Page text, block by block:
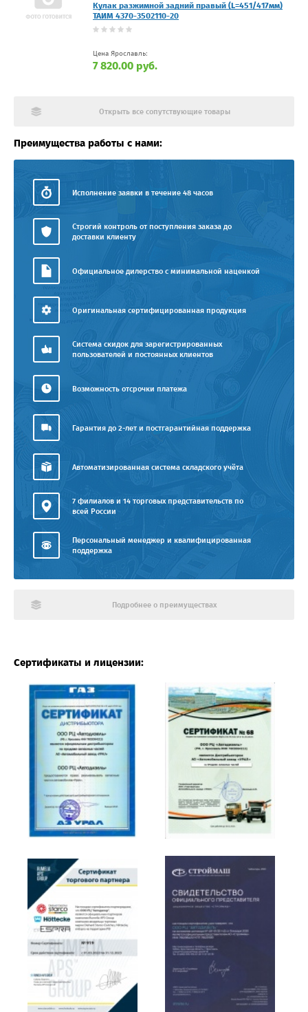
Кулак разжимной задний правый (L=451/417мм)
ТАИМ 4370-3502110-20
Цена Ярославль:
7 820.00 руб.
Открыть все сопутствующие товары
Преимущества работы с нами:
Исполнение заявки в течение 48 часов
Строгий контроль от поступления заказа до
доставки клиенту
Официальное дилерство с минимальной наценкой
Оригинальная сертифицированная продукция
Система скидок для зарегистрированных
пользователей и постоянных клиентов
Возможность отсрочки платежа
Гарантия до 2-лет и постгарантийная поддержка
Автоматизированная система складского учёта
7 филиалов и 14 торговых представительств по
всей России
Персональный менеджер и квалифицированная
поддержка
Подробнее о преимуществах
Сертификаты и лицензии: